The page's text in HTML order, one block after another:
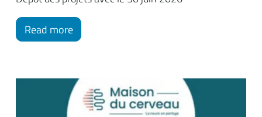
Read more